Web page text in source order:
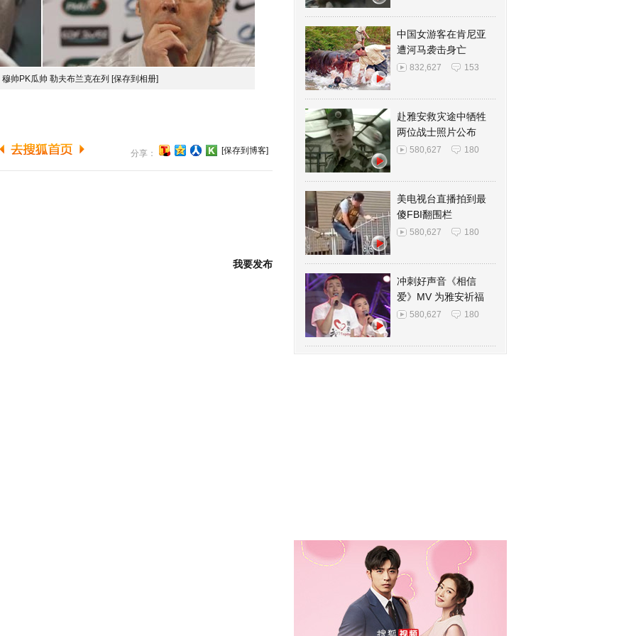
帅PK瓜帅 勒夫布兰克在列 [保存到相册]
分享： [保存到博客]
我要发布
中国女游客在肯尼亚
遭河马袭击身亡
832,627 153
赴雅安救灾途中牺牲
两位战士照片公布
580,627 180
美电视台直播拍到最
傻FBI翻围栏
580,627 180
冲刺好声音《相信
爱》MV 为雅安祈福
580,627 180